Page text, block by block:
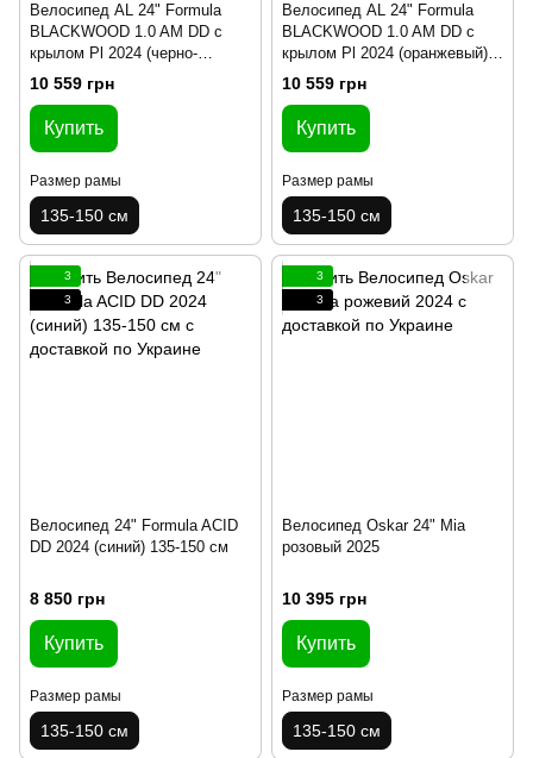
Велосипед AL 24" Formula
BLACKWOOD 1.0 AM DD с
крылом Pl 2024 (черно-
красный(м)) 135-150 см
10 559 грн
Купить
Размер рамы
135-150 см
Велосипед AL 24" Formula
BLACKWOOD 1.0 AM DD с
крылом Pl 2024 (оранжевый)
135-150 см
10 559 грн
Купить
Размер рамы
135-150 см
3
3
Велосипед 24" Formula ACID
DD 2024 (синий) 135-150 см
8 850 грн
Купить
Размер рамы
135-150 см
3
3
Велосипед Oskar 24" Mia
розовый 2025
10 395 грн
Купить
Размер рамы
135-150 см